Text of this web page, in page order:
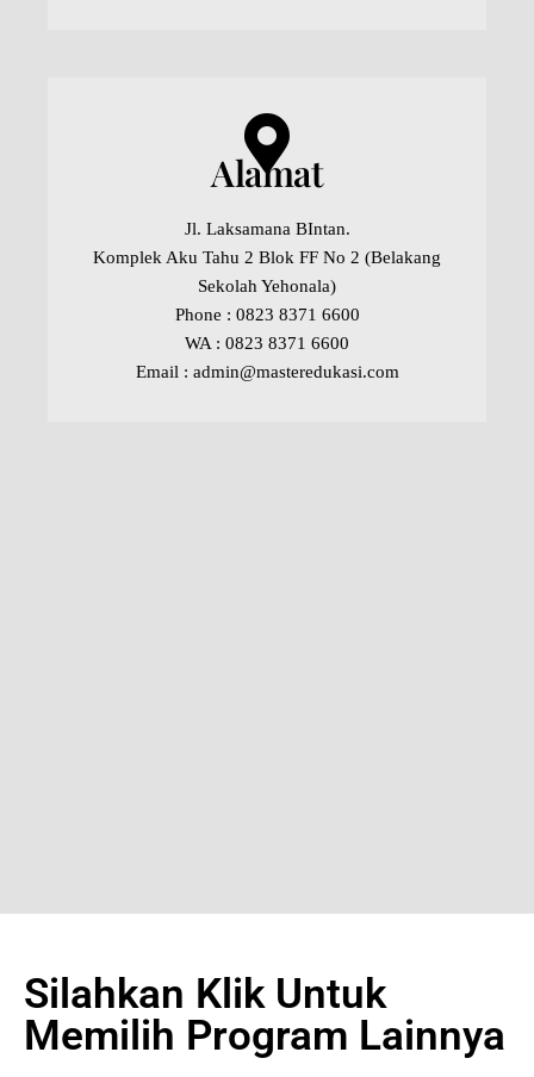
Alamat
Jl. Laksamana BIntan.
Komplek Aku Tahu 2 Blok FF No 2 (Belakang
Sekolah Yehonala)
Phone : 0823 8371 6600
WA : 0823 8371 6600
Email : admin@masteredukasi.com
Silahkan Klik Untuk
Memilih Program Lainnya